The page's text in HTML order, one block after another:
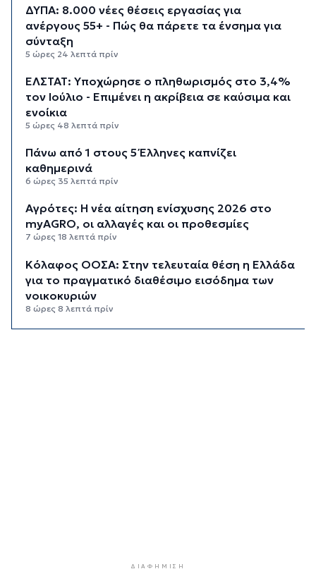
ΔΥΠΑ: 8.000 νέες θέσεις εργασίας για
ανέργους 55+ - Πώς θα πάρετε τα ένσημα για
σύνταξη
5 ώρες 24 λεπτά πρίν
ΕΛΣΤΑΤ: Υποχώρησε ο πληθωρισμός στο 3,4%
τον Ιούλιο - Επιμένει η ακρίβεια σε καύσιμα και
ενοίκια
5 ώρες 48 λεπτά πρίν
Πάνω από 1 στους 5 Έλληνες καπνίζει
καθημερινά
6 ώρες 35 λεπτά πρίν
Αγρότες: Η νέα αίτηση ενίσχυσης 2026 στο
myAGRO, οι αλλαγές και οι προθεσμίες
7 ώρες 18 λεπτά πρίν
Κόλαφος ΟΟΣΑ: Στην τελευταία θέση η Ελλάδα
για το πραγματικό διαθέσιμο εισόδημα των
νοικοκυριών
8 ώρες 8 λεπτά πρίν
ΔΙΑΦΉΜΙΣΗ